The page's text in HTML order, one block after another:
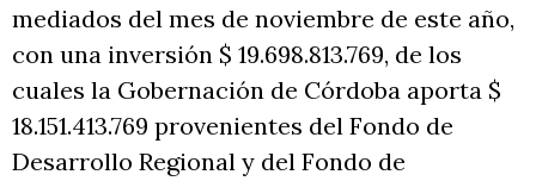
mediados del mes de noviembre de este año,
con una inversión $ 19.698.813.769, de los
cuales la Gobernación de Córdoba aporta $
18.151.413.769 provenientes del Fondo de
Desarrollo Regional y del Fondo de